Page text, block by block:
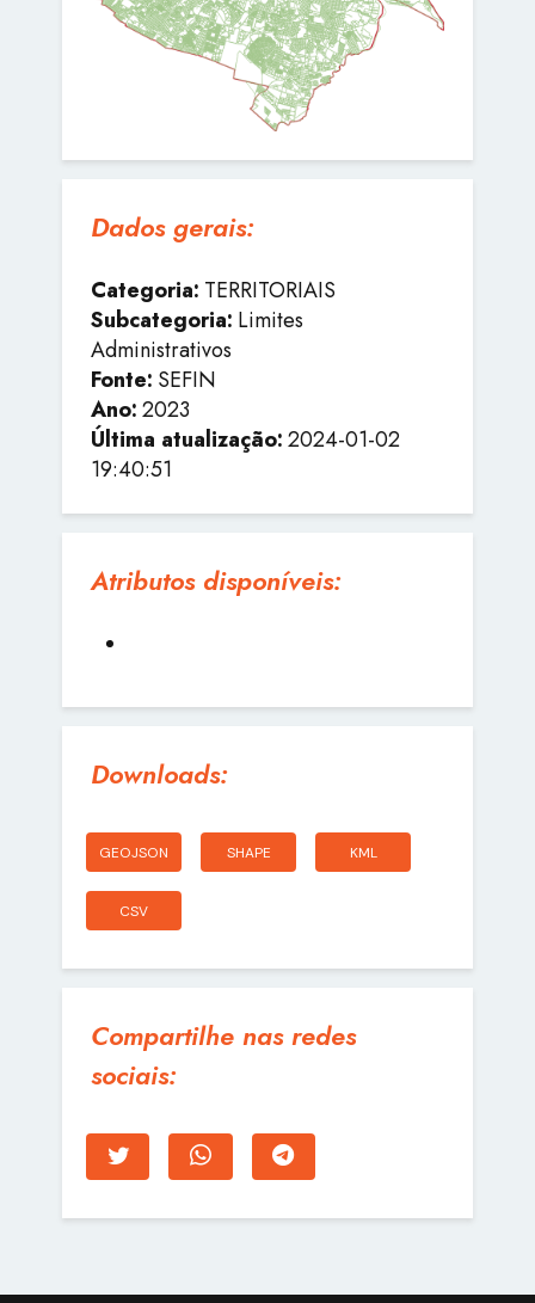
Dados gerais:
Categoria: TERRITORIAIS
Subcategoria: Limites
Administrativos
Fonte: SEFIN
Ano:2023
Última atualização:2024-01-02
19:40:51
Atributos disponíveis:
Downloads:
GEOJSON SHAPE KML
CSV
Compartilhe nas redes
sociais: